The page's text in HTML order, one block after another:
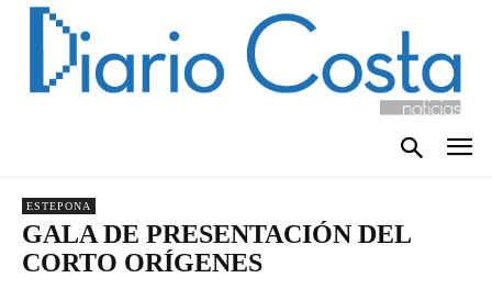
ESTEPONA
GALA DE PRESENTACIÓN DEL
CORTO ORÍGENES